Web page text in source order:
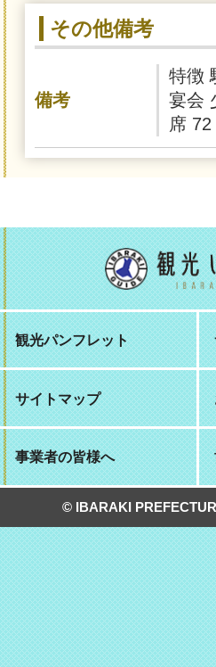
その他備考
備考
特徴
宴会
席 72
観光パンフレット
サイトマップ
事業者の皆様へ
© IBARAKI